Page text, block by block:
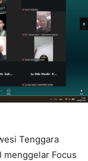
Tenggara
menggelar Focus